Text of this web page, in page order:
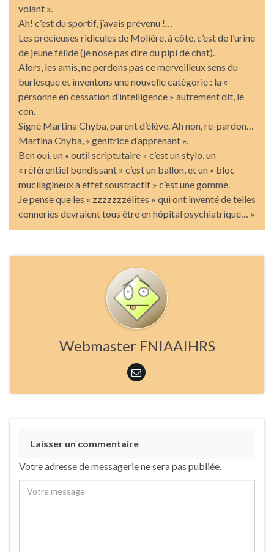
volant ».
Ah! c’est du sportif, j’avais prévenu !…
Les précieuses ridicules de Molière, à côté, c’est de l’urine
de jeune félidé (je n’ose pas dire du pipi de chat).
Alors, les amis, ne perdons pas ce merveilleux sens du
burlesque et inventons une nouvelle catégorie : la «
personne en cessation d’intelligence » autrement dit, le
con.
Signé Martina Chyba, parent d’élève. Ah non, re-pardon…
Martina Chyba, « génitrice d’apprenant ».
Ben oui, un « outil scriptutaire » c’est un stylo, un
« référentiel bondissant » c’est un ballon, et un « bloc
mucilagineux à effet soustractif » c’est une gomme.
Je pense que les « zzzzzzzélites » qui ont inventé de telles
conneries devraient tous être en hôpital psychiatrique… »
Webmaster FNIAAIHRS
Laisser un commentaire
Votre adresse de messagerie ne sera pas publiée.